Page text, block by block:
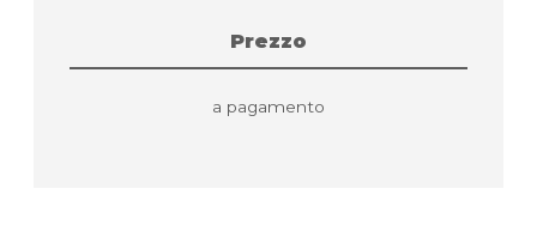
Prezzo
a pagamento